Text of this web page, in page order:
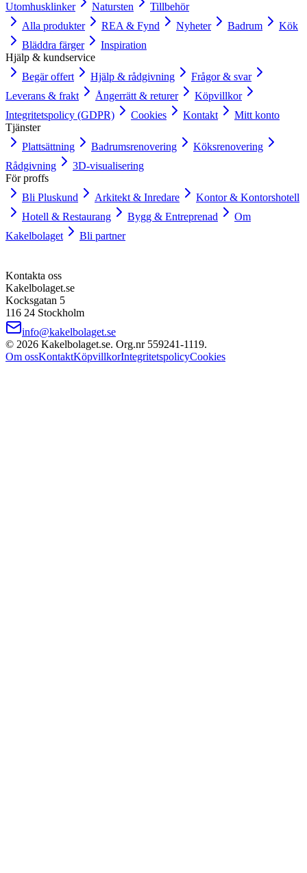
Utomhusklinker
Natursten
Tillbehör
Alla produkter
REA & Fynd Nyheter Badrum
Kök
Bläddra färger
Inspiration
Hjälp & kundservice
Begär offert
Hjälp & rådgivning
Frågor & svar
Leverans & frakt
Ångerrätt & returer
Köpvillkor
Integritetspolicy (GDPR)
Cookies Kontakt
Mitt konto
Tjänster
Plattsättning
Badrumsrenovering
Köksrenovering
Rådgivning
3D-visualisering
För proffs
Bli Pluskund
Arkitekt & Inredare
Kontor & Kontorshotell
Hotell & Restaurang
Bygg & Entreprenad
Om
Kakelbolaget
Bli partner
Kontakta oss
Kakelbolaget.se
Kocksgatan 5
116 24 Stockholm
info@kakelbolaget.se
© 2026 Kakelbolaget.se. Org.nr 559241‑1119.
Om ossKontaktKöpvillkorIntegritetspolicyCookies